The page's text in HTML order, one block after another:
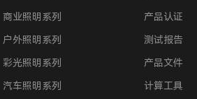
商业照明系列
户外照明系列
彩光照明系列
汽车照明系列
产品认证
测试报告
产品文件
计算工具